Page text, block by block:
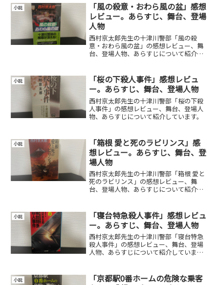
小説
「風の殺意・おわら風の盆」感想
レビュー。あらすじ、舞台、登場
人物
西村京太郎先生の十津川警部「風の殺
意・おわら風の盆」の感想レビュー、舞
台、登場人物、あらすじについて紹介し
小説
「桜の下殺人事件」感想レビュ
ー。あらすじ、舞台、登場人物
西村京太郎先生の十津川警部「桜の下殺
人事件」の感想レビュー、舞台、登場人
物、あらすじについて紹介しています。
小説
「箱根 愛と死のラビリンス」感
想レビュー。あらすじ、舞台、登
場人物
西村京太郎先生の十津川警部「箱根 愛と
死のラビリンス」の感想レビュー、舞
台、登場人物、あらすじについて紹介し
小説
「寝台特急殺人事件」感想レビュ
ー。あらすじ、舞台、登場人物
西村京太郎先生の十津川警部「寝台特急
殺人事件」の感想レビュー、舞台、登場
人物、あらすじについて紹介していま
小説
「京都駅0番ホームの危険な乗客